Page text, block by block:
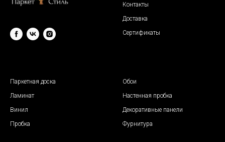
Контакты
Доставка
Сертификаты
Паркетная доска
Ламинат
Винил
Пробка
Обои
Настенная пробка
Декоративные панели
Фурнитура